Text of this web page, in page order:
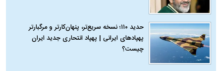
حدید ۱۱۰؛ نسخه سریع‌تر، پنهان‌کارتر و مرگبارتر
پهپادهای ایرانی | پهپاد انتحاری جدید ایران
چیست؟